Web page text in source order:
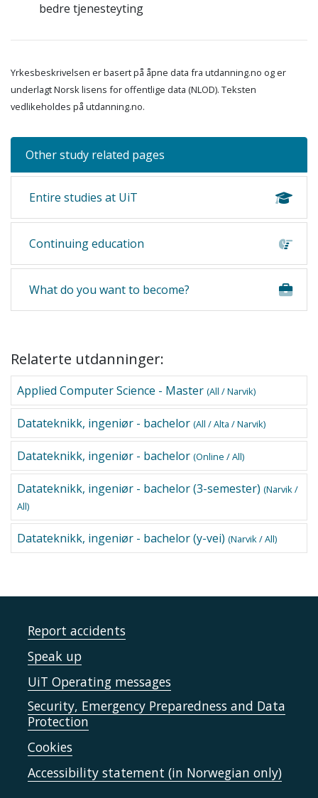
bedre tjenesteyting
Yrkesbeskrivelsen er basert på åpne data fra utdanning.no og er
underlagt Norsk lisens for offentlige data (NLOD). Teksten
vedlikeholdes på utdanning.no.
Other study related pages
Entire studies at UiT
Continuing education
What do you want to become?
Relaterte utdanninger:
Applied Computer Science - Master (All / Narvik)
Datateknikk, ingeniør - bachelor (All / Alta / Narvik)
Datateknikk, ingeniør - bachelor (Online / All)
Datateknikk, ingeniør - bachelor (3-semester) (Narvik /
All)
Datateknikk, ingeniør - bachelor (y-vei) (Narvik / All)
Report accidents
Speak up
UiT Operating messages
Security, Emergency Preparedness and Data
Protection
Cookies
Accessibility statement (in Norwegian only)